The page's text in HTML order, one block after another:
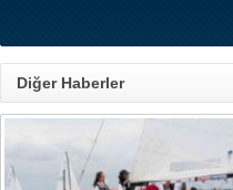
Diğer Haberler